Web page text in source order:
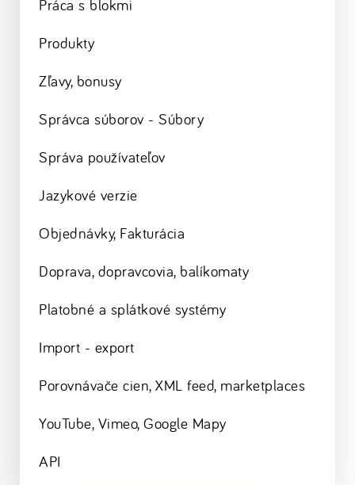
Práca s blokmi
Produkty
Zľavy, bonusy
Správca súborov - Súbory
Správa používateľov
Jazykové verzie
Objednávky, Fakturácia
Doprava, dopravcovia, balíkomaty
Platobné a splátkové systémy
Import - export
Porovnávače cien, XML feed, marketplaces
YouTube, Vimeo, Google Mapy
API